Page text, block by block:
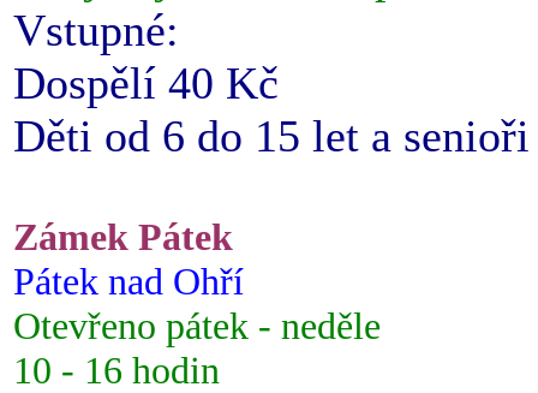
Vstupné:
Dospělí 40 Kč
Děti od 6 do 15 let a
Zámek Pátek
Pátek nad Ohří
Otevřeno pátek - neděle
10 - 16 hodin